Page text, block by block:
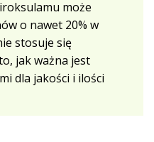
może
o nawet 20% w
stosuje się
jak ważna jest
dla jakości i ilości